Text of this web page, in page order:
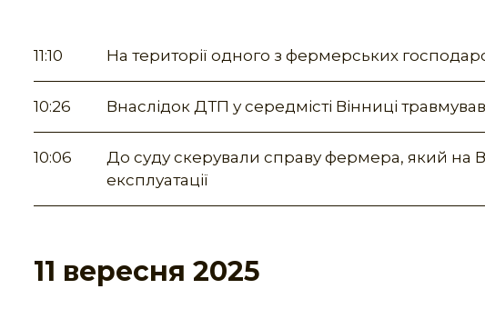
11:10 На території одного з фермерських
10:26 Внаслідок ДТП у середмісті Вінниці
10:06
До суду скерували справу фермера, який на
експлуатації
11 вересня 2025